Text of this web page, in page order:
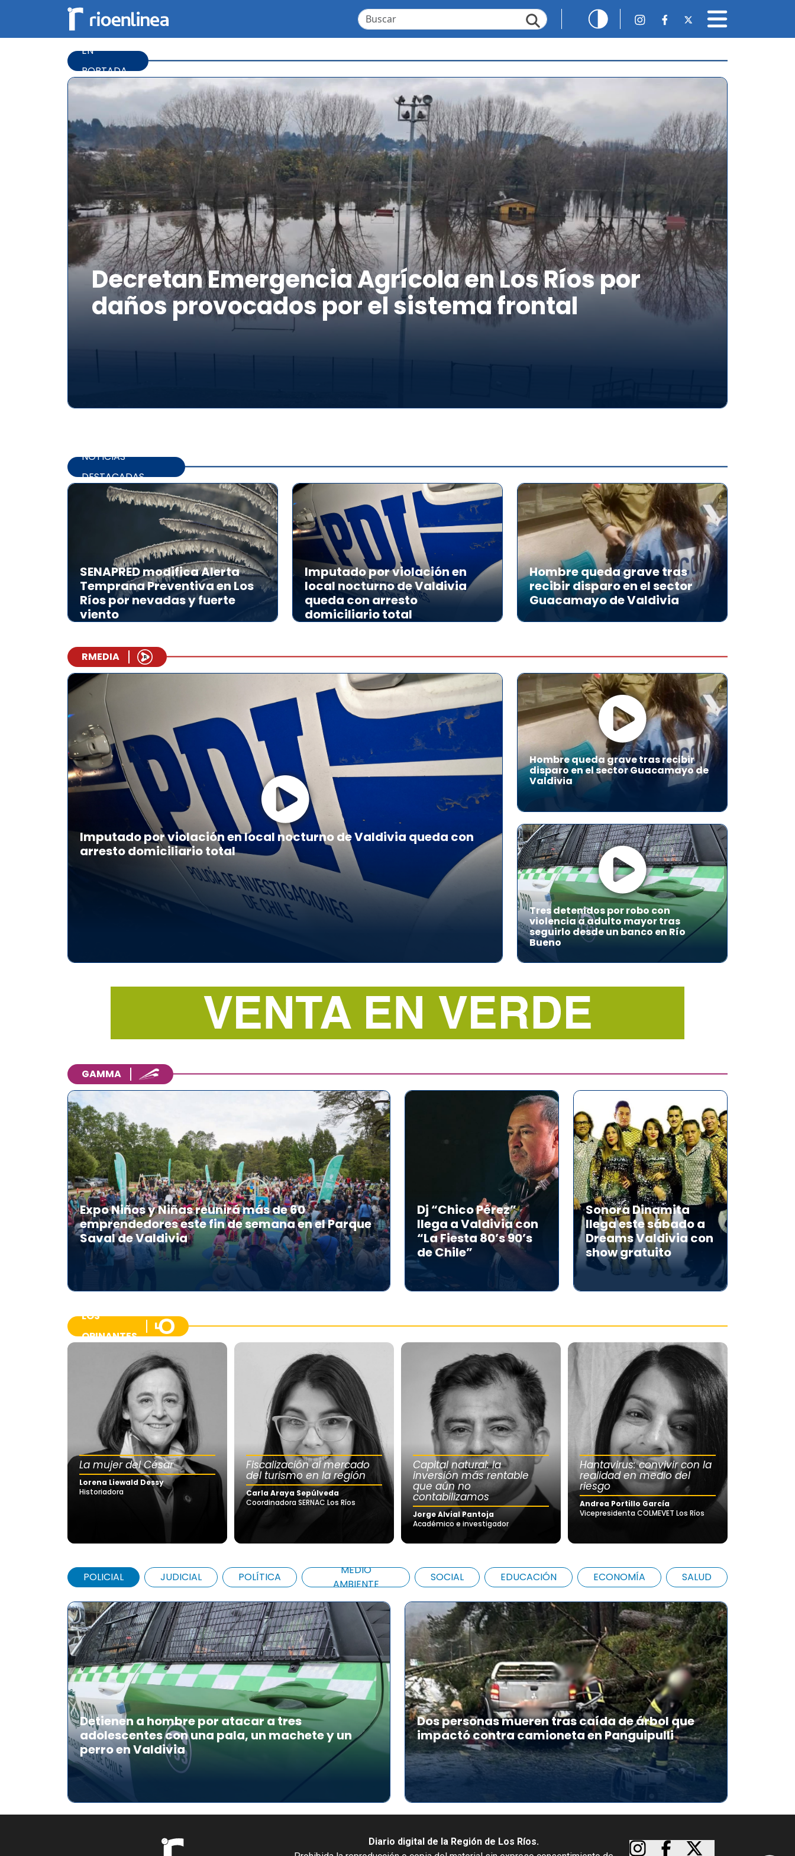
EN
PORTADA
Decretan Emergencia Agrícola en Los Ríos por
daños provocados por el sistema frontal
NOTICIAS
DESTACADAS
SENAPRED modifica Alerta
Temprana Preventiva en Los
Ríos por nevadas y fuerte
viento
Imputado por violación en
local nocturno de Valdivia
queda con arresto
domiciliario total
Hombre queda grave tras
recibir disparo en el sector
Guacamayo de Valdivia
RMEDIA
Imputado por violación en local nocturno de Valdivia queda con
arresto domiciliario total
Hombre queda grave tras recibir
disparo en el sector Guacamayo de
Valdivia
Tres detenidos por robo con
violencia a adulto mayor tras
seguirlo desde un banco en Río
Bueno
GAMMA
Expo Niños y Niñas reunirá más de 60
emprendedores este fin de semana en el Parque
Saval de Valdivia
Dj “Chico Pérez”
llega a Valdivia con
“La Fiesta 80’s 90’s
de Chile”
Sonora Dinamita
llega este sábado a
Dreams Valdivia con
show gratuito
LOS
OPINANTES
La mujer del César
Lorena Liewald Dessy
Historiadora
Fiscalización al mercado
del turismo en la región
Carla Araya Sepúlveda
Coordinadora SERNAC Los Ríos
Capital natural: la
inversión más rentable
que aún no
contabilizamos
Jorge Alvial Pantoja
Académico e investigador
Hantavirus: convivir con la
realidad en medio del
riesgo
Andrea Portillo García
Vicepresidenta COLMEVET Los Ríos
POLICIAL JUDICIAL POLÍTICA
MEDIO
AMBIENTE
SOCIAL EDUCACIÓN ECONOMÍA SALUD
Detienen a hombre por atacar a tres
adolescentes con una pala, un machete y un
perro en Valdivia
Dos personas mueren tras caída de árbol que
impactó contra camioneta en Panguipulli
Diario digital de la Región de Los Ríos.